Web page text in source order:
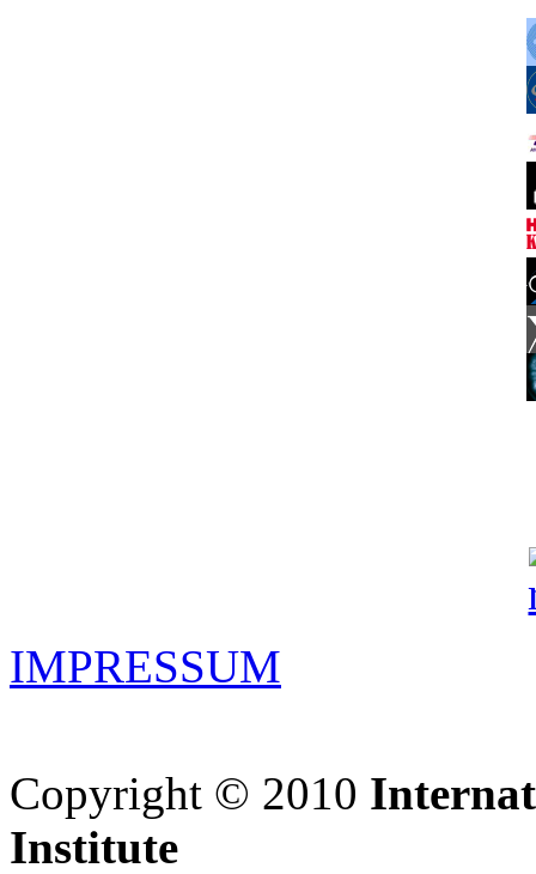
IMPRESSUM
Copyright © 2010
Institute